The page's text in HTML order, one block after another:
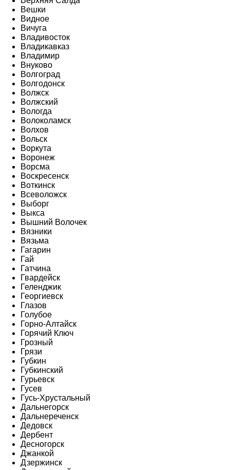
Вешки
Видное
Вичуга
Владивосток
Владикавказ
Владимир
Внуково
Волгоград
Волгодонск
Волжск
Волжский
Вологда
Волоколамск
Волхов
Вольск
Воркута
Воронеж
Ворсма
Воскресенск
Воткинск
Всеволожск
Выборг
Выкса
Вышний Волочек
Вязники
Вязьма
Гагарин
Гай
Гатчина
Гвардейск
Геленджик
Георгиевск
Глазов
Голубое
Горно-Алтайск
Горячий Ключ
Грозный
Грязи
Губкин
Губкинский
Гурьевск
Гусев
Гусь-Хрустальный
Дальнегорск
Дальнереченск
Дедовск
Дербент
Десногорск
Джанкой
Дзержинск